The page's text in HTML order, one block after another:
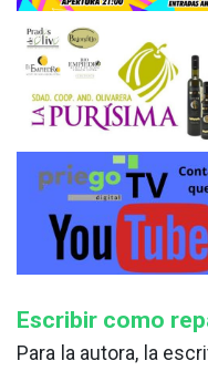
Escribir como
Para la autora, la